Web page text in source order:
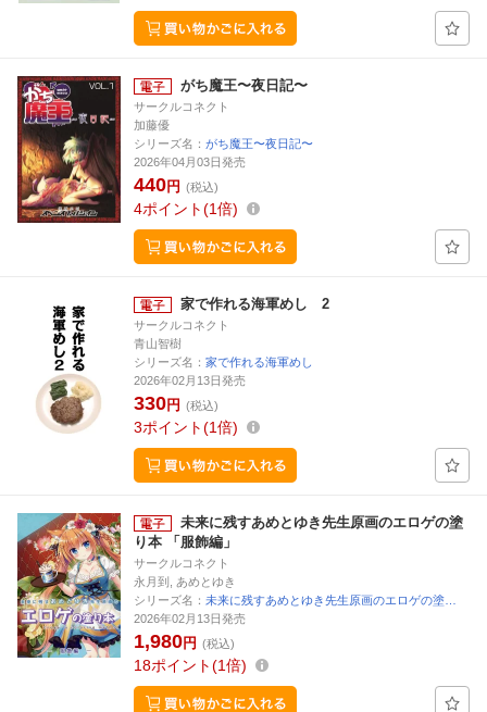
がち魔王〜夜日記〜
サークルコネクト
加藤優
シリーズ名： がち魔王〜夜日記〜
2026年04月03日発売
440円 (税込)
4ポイント 1倍
家で作れる海軍めし 2
サークルコネクト
青山智樹
シリーズ名： 家で作れる海軍めし
2026年02月13日発売
330円 (税込)
3ポイント 1倍
未来に残すあめとゆき先生原画のエロゲの塗
り本 「服飾編」
サークルコネクト
永月到, あめとゆき
シリーズ名： 未来に残すあめとゆき先生原画のエロゲの塗…
2026年02月13日発売
1,980円 (税込)
18ポイント 1倍